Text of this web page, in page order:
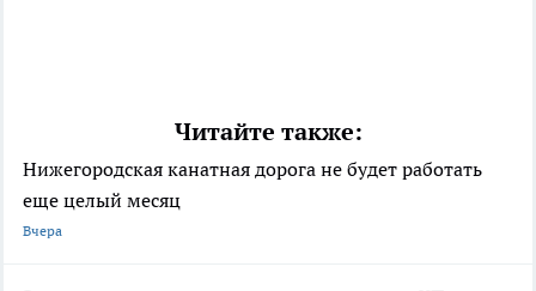
Читайте также:
Нижегородская канатная дорога не будет работать
еще целый месяц
Вчера